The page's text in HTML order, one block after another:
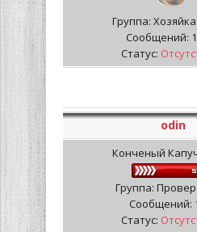
Группа:
Сообщений:
Статус:
odin
Конченый
Группа:
Сообщений:
Статус: